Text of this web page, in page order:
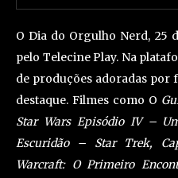
O Dia do Orgulho Nerd, 25
pelo Telecine Play. Na
de produções adoradas por
destaque. Filmes como O
Star Wars Episódio IV –
Escuridão – Star Trek,
Warcraft: O Primeiro